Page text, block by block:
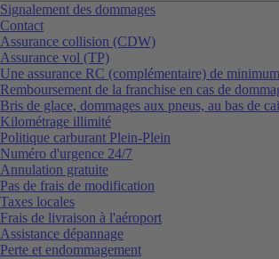
Signalement des dommages
Contact
Assurance collision (CDW)
Assurance vol (TP)
Une assurance RC (complémentaire) de
Remboursement de la franchise en cas de
Bris de glace, dommages aux pneus, au bas de
Kilométrage illimité
Politique carburant Plein-Plein
Numéro d'urgence 24/7
Annulation gratuite
Pas de frais de modification
Taxes locales
Frais de livraison à l'aéroport
Assistance dépannage
Perte et endommagement